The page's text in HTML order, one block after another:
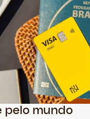
pelo mundo